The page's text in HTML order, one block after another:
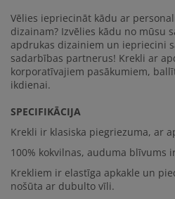
Vēlies iepriecināt kādu ar
dizainam? Izvēlies kādu no mūsu
apdrukas dizainiem un iepriecini
sadarbības partnerus! Krekli ar
korporatīvajiem pasākumiem,
ikdienai.
SPECIFIKĀCIJA
Krekli ir klasiska piegriezuma, ar
100% kokvilnas, auduma blīvums
Krekliem ir elastīga apkakle un
nošūta ar dubulto vīli.